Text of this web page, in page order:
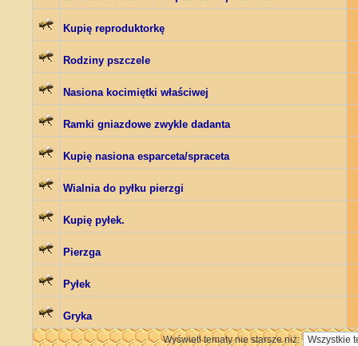
Kupię reproduktorkę
Rodziny pszczele
Nasiona kocimiętki właściwej
Ramki gniazdowe zwykle dadanta
Kupię nasiona esparceta/spraceta
Wialnia do pyłku pierzgi
Kupię pyłek.
Pierzga
Pyłek
Gryka
Wyświetl tematy nie starsze niż: